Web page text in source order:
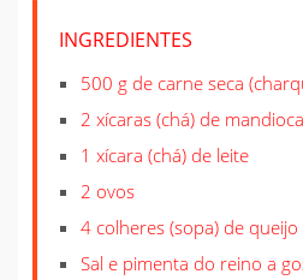
INGREDIENTES
500 g de carne seca
2 xícaras (chá) de
1 xícara (chá) de leite
2 ovos
4 colheres (sopa) de
Sal e pimenta do reino a